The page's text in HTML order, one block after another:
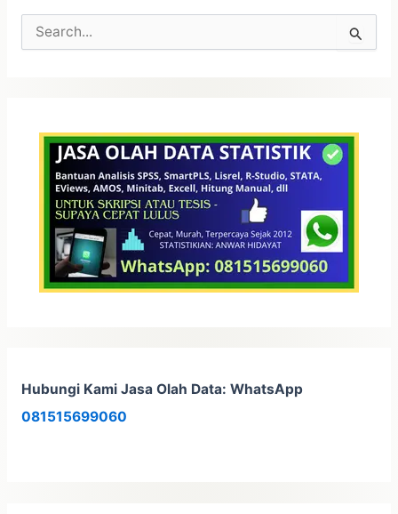
Hubungi Kami Jasa Olah Data: WhatsApp
081515699060